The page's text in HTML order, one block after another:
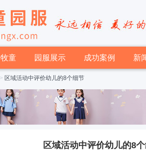
童 园服展示 成功案例 新
> 区域活动中评价幼儿的8个细节
区域活动中评价幼儿的8